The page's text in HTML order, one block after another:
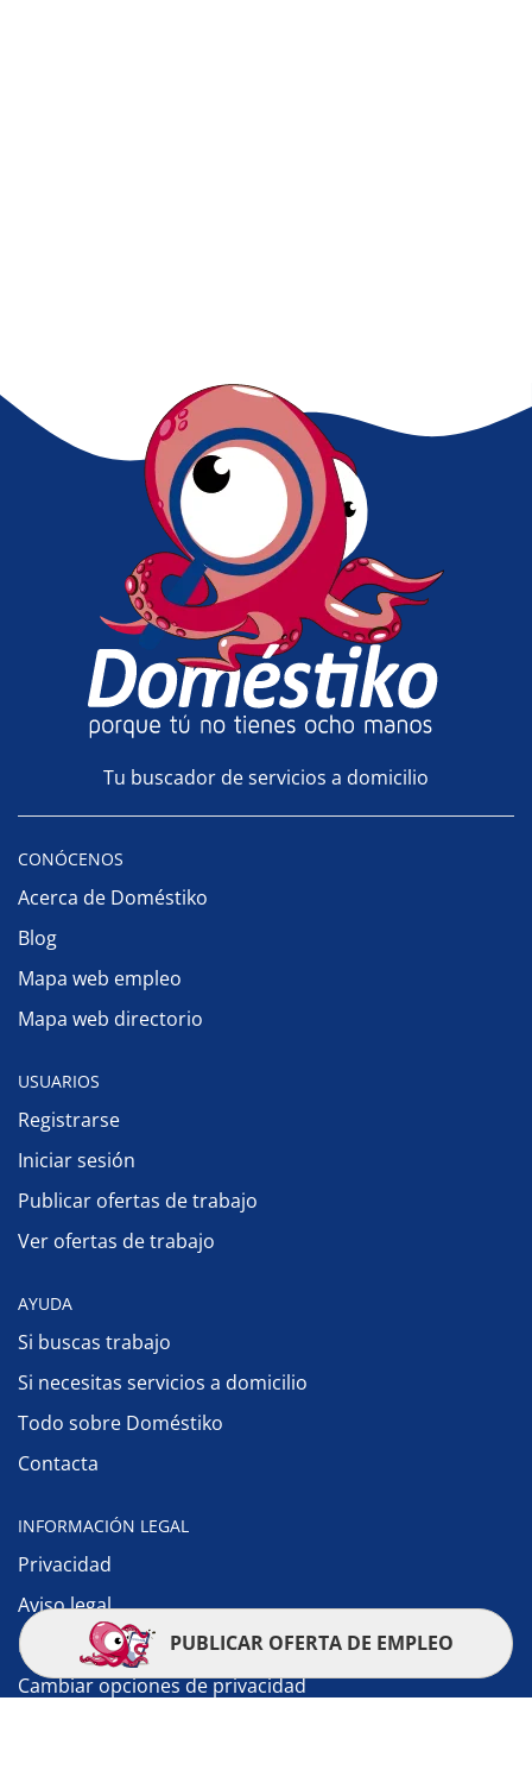
Tu buscador de servicios a domicilio
CONÓCENOS
Acerca de Doméstiko
Blog
Mapa web empleo
Mapa web directorio
USUARIOS
Registrarse
Iniciar sesión
Publicar ofertas de trabajo
Ver ofertas de trabajo
AYUDA
Si buscas trabajo
Si necesitas servicios a domicilio
Todo sobre Doméstiko
Contacta
INFORMACIÓN LEGAL
Privacidad
Aviso legal
Política de cookies
Cambiar opciones de privacidad
PUBLICAR OFERTA DE EMPLEO